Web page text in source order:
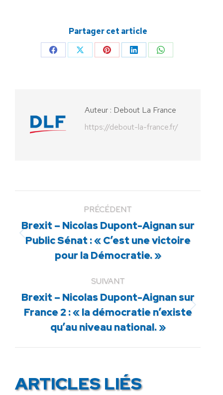
Partager cet article
PartagerPartagerPartagerPartagerPartager
Auteur : Debout La France
https://debout-la-france.fr/
PRÉCÉDENT
Article
précédent
:
Brexit – Nicolas Dupont-Aignan sur
Public Sénat : « C’est une victoire
pour la Démocratie. »
SUIVANT
Article
suivant
:
Brexit – Nicolas Dupont-Aignan sur
France 2 : « la démocratie n’existe
qu’au niveau national. »
ARTICLES LIÉS